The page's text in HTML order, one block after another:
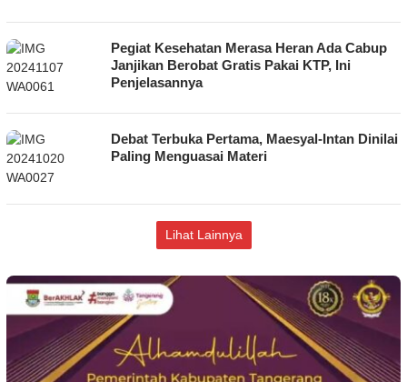
Pegiat Kesehatan Merasa Heran Ada Cabup
Janjikan Berobat Gratis Pakai KTP, Ini
Penjelasannya
Debat Terbuka Pertama, Maesyal-Intan Dinilai
Paling Menguasai Materi
Lihat Lainnya